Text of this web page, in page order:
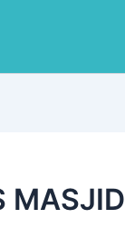
MASJID